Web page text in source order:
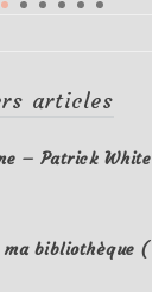
articles
– Patrick White
ma bibliothèque (